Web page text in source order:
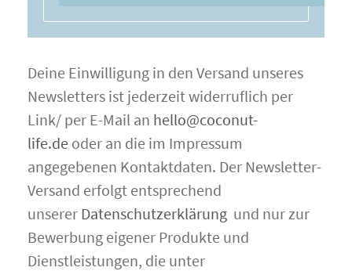
Deine Einwilligung in den Versand unseres
Newsletters ist jederzeit widerruflich per
Link/ per E-Mail an hello@coconut-
life.de oder an die im Impressum
angegebenen Kontaktdaten. Der Newsletter-
Versand erfolgt entsprechend
unserer Datenschutzerklärung und nur zur
Bewerbung eigener Produkte und
Dienstleistungen, die unter